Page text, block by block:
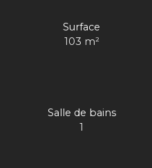
Surface
103 m²
Salle de bains
1